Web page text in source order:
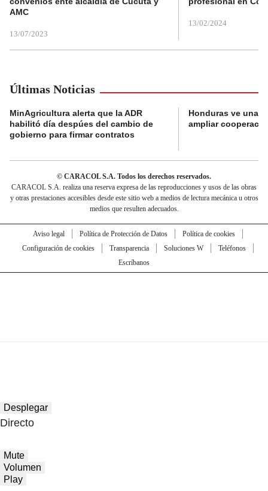
AMC
13/07/2023
13/02/2024
Últimas Noticias
MinAgricultura alerta que la ADR
habilitó día despúes del cambio de
gobierno para firmar contratos
Honduras ve una
ampliar
© CARACOL S.A. Todos los derechos reservados.
CARACOL S.A. realiza una reserva expresa de las reproducciones y usos de las obras
y otras prestaciones accesibles desde este sitio web a medios de lectura mecánica u otros
medios que resulten adecuados.
Aviso legal Política de Protección de Datos
Política de cookies
Configuración de cookies
Transparencia Soluciones W
Teléfonos
Escríbanos
Desplegar
Directo
Mute
Volumen
Play